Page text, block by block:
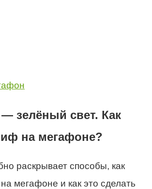
зелёный свет. Как
на мегафоне?
раскрывает способы, как
мегафоне и как это сделать